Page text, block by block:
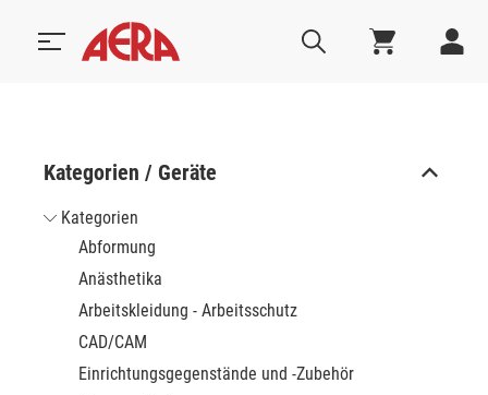
Kategorien / Geräte
Kategorien
Abformung
Anästhetika
Arbeitskleidung - Arbeitsschutz
CAD/CAM
Einrichtungsgegenstände und -Zubehör